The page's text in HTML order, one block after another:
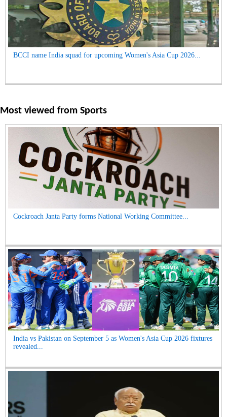
BCCI name India squad for upcoming Women's Asia Cup 2026...
Most viewed from Sports
Cockroach Janta Party forms National Working Committee...
India vs Pakistan on September 5 as Women's Asia Cup 2026 fixtures
revealed...